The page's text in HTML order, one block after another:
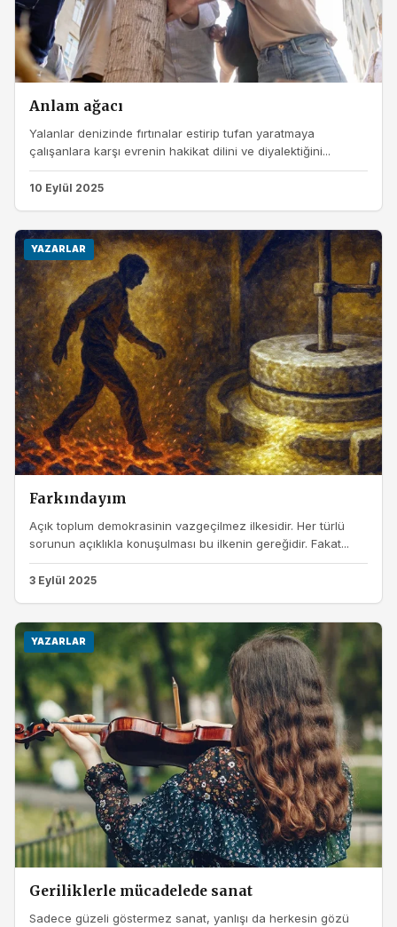
Anlam ağacı
Yalanlar denizinde fırtınalar estirip tufan yaratmaya
çalışanlara karşı evrenin hakikat dilini ve diyalektiğini...
10 Eylül 2025
YAZARLAR
Farkındayım
Açık toplum demokrasinin vazgeçilmez ilkesidir. Her türlü
sorunun açıklıkla konuşulması bu ilkenin gereğidir. Fakat...
3 Eylül 2025
YAZARLAR
Geriliklerle mücadelede sanat
Sadece güzeli göstermez sanat, yanlışı da herkesin gözü